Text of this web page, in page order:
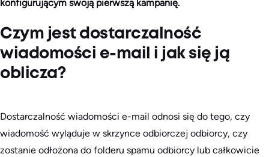
konfigurującym swoją pierwszą kampanię.
Czym jest dostarczalność
wiadomości e-mail i jak się ją
oblicza?
Dostarczalność wiadomości e-mail odnosi się do tego, czy
wiadomość wyląduje w skrzynce odbiorczej odbiorcy, czy
zostanie odłożona do folderu spamu odbiorcy lub całkowicie